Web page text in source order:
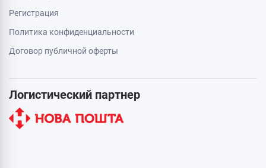
Регистрация
Политика конфиденциальности
Договор публичной оферты
Логистический партнер